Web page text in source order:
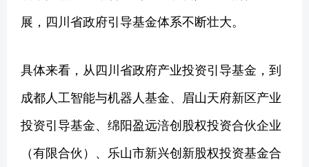
展，四川省政府引导基金体系不断壮大。
具体来看，从四川省政府产业投资引导基金，到
成都人工智能与机器人基金、眉山天府新区产业
投资引导基金、绵阳盈远涪创股权投资合伙企业
（有限合伙）、乐山市新兴创新股权投资基金合